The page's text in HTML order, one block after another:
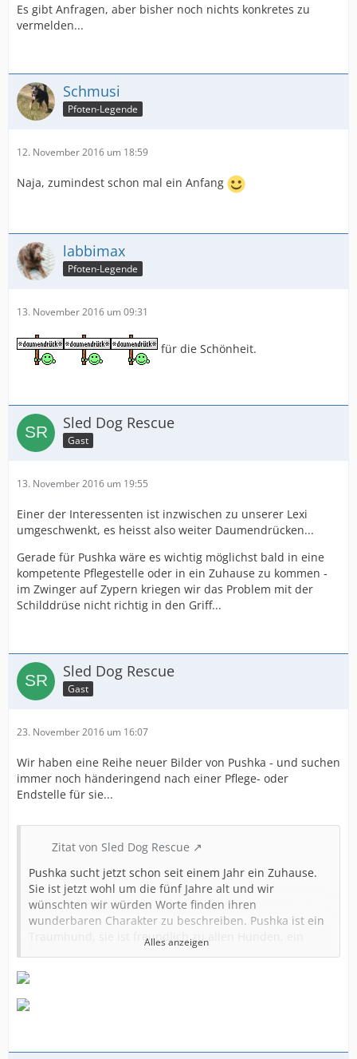
Es gibt Anfragen, aber bisher noch nichts konkretes zu
vermelden...
Schmusi
Pfoten-Legende
12. November 2016 um 18:59
Naja, zumindest schon mal ein Anfang
labbimax
Pfoten-Legende
13. November 2016 um 09:31
für die Schönheit.
Sled Dog Rescue
Gast
13. November 2016 um 19:55
Einer der Interessenten ist inzwischen zu unserer Lexi
umgeschwenkt, es heisst also weiter Daumendrücken...
Gerade für Pushka wäre es wichtig möglichst bald in eine
kompetente Pflegestelle oder in ein Zuhause zu kommen -
im Zwinger auf Zypern kriegen wir das Problem mit der
Schilddrüse nicht richtig in den Griff...
Sled Dog Rescue
Gast
23. November 2016 um 16:07
Wir haben eine Reihe neuer Bilder von Pushka - und suchen
immer noch händeringend nach einer Pflege- oder
Endstelle für sie...
Zitat von Sled Dog Rescue
Pushka sucht jetzt schon seit einem Jahr ein Zuhause.
Sie ist jetzt wohl um die fünf Jahre alt und wir
wünschten wir würden Worte finden ihren
wunderbaren Charakter zu beschreiben. Pushka ist ein
Traumhund, sie ist freundlich zu allen Hunden, ein
bisschenängstlich gegenüber Katzen. Pushka liebt
unserer Meinung nach ihr Schilddrüsenproblem sein,
Alles anzeigen